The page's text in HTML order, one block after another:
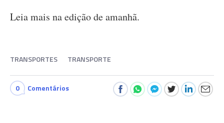
Leia mais na edição de amanhã.
TRANSPORTES TRANSPORTE
0 Comentários